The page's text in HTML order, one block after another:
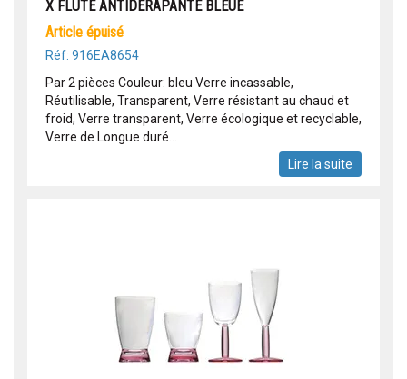
X FLUTE ANTIDERAPANTE BLEUE
article épuisé
Réf: 916EA8654
Par 2 pièces Couleur: bleu Verre incassable,
Réutilisable, Transparent, Verre résistant au chaud et
froid, Verre transparent, Verre écologique et recyclable,
Verre de Longue duré...
Lire la suite